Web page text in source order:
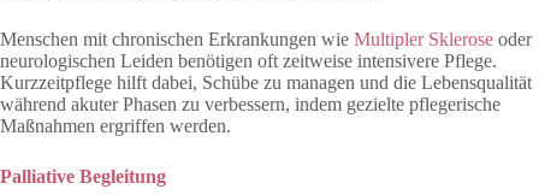
Menschen mit chronischen Erkrankungen wie Multipler Sklerose oder
neurologischen Leiden benötigen oft zeitweise intensivere Pflege.
Kurzzeitpflege hilft dabei, Schübe zu managen und die Lebensqualität
während akuter Phasen zu verbessern, indem gezielte pflegerische
Maßnahmen ergriffen werden.
Palliative Begleitung